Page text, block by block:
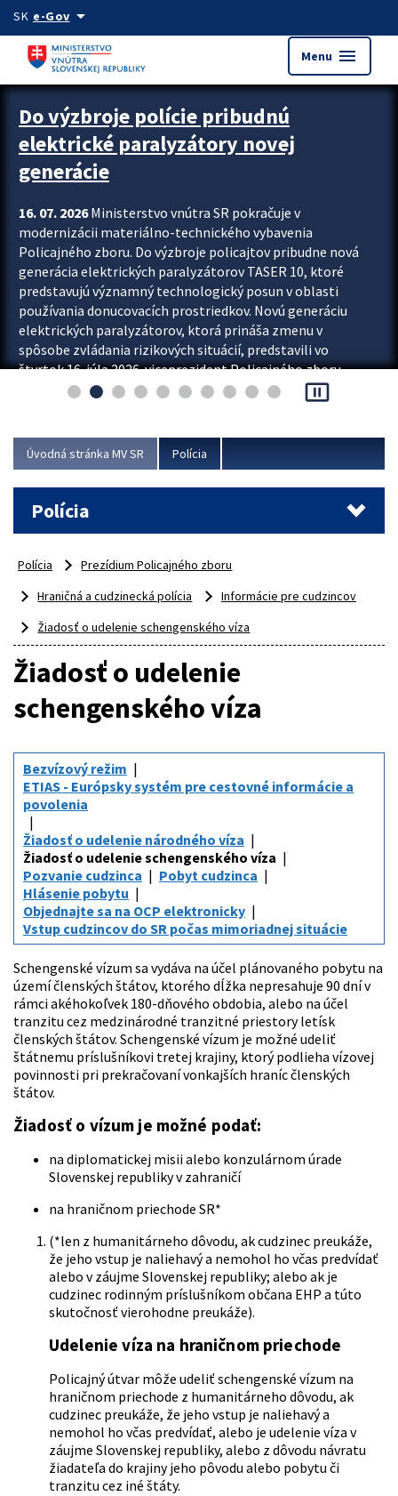
Preskocit na hlavný obsah
SK e-Govarrow_drop_down
Menu menu
Zastavit automatický posun upútavok
Do výzbroje polície pribudnú
elektrické paralyzátory novej
generácie
16. 07. 2026Ministerstvo vnútra SR pokračuje v
modernizácii materiálno-technického vybavenia
Policajného zboru. Do výzbroje policajtov pribudne nová
generácia elektrických paralyzátorov TASER 10, ktoré
predstavujú významný technologický posun v oblasti
používania donucovacích prostriedkov. Novú generáciu
elektrických paralyzátorov, ktorá prináša zmenu v
spôsobe zvládania rizikových situácií, predstavili vo
štvrtok 16. júla 2026 viceprezident Policajného zboru
Rastislav Polakovič a riaditeľ odboru výcviku...
pause_presentation
Úvodná stránka MV SR Polícia
Polícia
Polícia
Prezídium Policajného zboru
Hraničná a cudzinecká polícia
Informácie pre cudzincov
Žiadosť o udelenie schengenského víza
Žiadosť o udelenie
schengenského víza
Bezvízový režim
ETIAS - Európsky systém pre cestovné informácie a
povolenia
Žiadosť o udelenie národného víza
Žiadosť o udelenie schengenského víza
Pozvanie cudzinca
Pobyt cudzinca
Hlásenie pobytu
Objednajte sa na OCP elektronicky
Vstup cudzincov do SR počas mimoriadnej situácie
Schengenské vízum sa vydáva na účel plánovaného pobytu na
území členských štátov, ktorého dĺžka nepresahuje 90 dní v
rámci akéhokoľvek 180-dňového obdobia, alebo na účel
tranzitu cez medzinárodné tranzitné priestory letísk
členských štátov. Schengenské vízum je možné udeliť
štátnemu príslušníkovi tretej krajiny, ktorý podlieha vízovej
povinnosti pri prekračovaní vonkajších hraníc členských
štátov.
Žiadosť o vízum je možné podať:
na diplomatickej misii alebo konzulárnom úrade
Slovenskej republiky v zahraničí
na hraničnom priechode SR*
(*len z humanitárneho dôvodu, ak cudzinec preukáže,
že jeho vstup je naliehavý a nemohol ho včas predvídať
alebo v záujme Slovenskej republiky; alebo ak je
cudzinec rodinným príslušníkom občana EHP a túto
skutočnosť vierohodne preukáže).
Udelenie víza na hraničnom priechode
Policajný útvar môže udeliť schengenské vízum na
hraničnom priechode z humanitárneho dôvodu, ak
cudzinec preukáže, že jeho vstup je naliehavý a
nemohol ho včas predvídať, alebo je udelenie víza v
záujme Slovenskej republiky, alebo z dôvodu návratu
žiadateľa do krajiny jeho pôvodu alebo pobytu či
tranzitu cez iné štáty.